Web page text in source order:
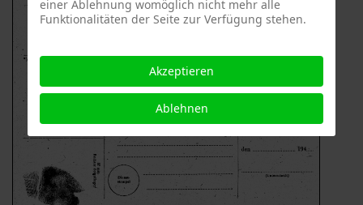
einer Ablehnung womöglich nicht mehr alle
Funktionalitäten der Seite zur Verfügung stehen.
Akzeptieren
Ablehnen